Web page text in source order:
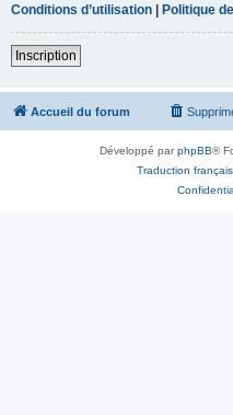
Conditions d’utilisation | Politique
Inscription
Accueil du forum
Développé parphpBB®
Traduction